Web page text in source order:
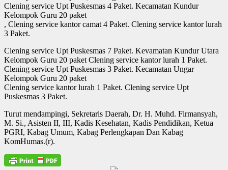
Clening service Upt Puskesmas 4 Paket. Kecamatan Kundur
Kelompok Guru 20 paket
, Clening service kantor camat 4 Paket. Clening service kantor lurah
3 Paket.
Clening service Upt Puskesmas 7 Paket. Kevamatan Kundur Utara
Kelompok Guru 20 paket Clening service kantor lurah 1 Paket.
Clening service Upt Puskesmas 3 Paket. Kecamatan Ungar
Kelompok Guru 20 paket
Clening service kantor lurah 1 Paket. Clening service Upt
Puskesmas 3 Paket.
Turut mendampingi, Sekretaris Daerah, Dr. H. Muhd. Firmansyah,
M. Si., Asisten II, III, Kadis Kesehatan, Kadis Pendidikan, Ketua
PGRI, Kabag Umum, Kabag Perlengkapan Dan Kabag
KomHumas.(r).